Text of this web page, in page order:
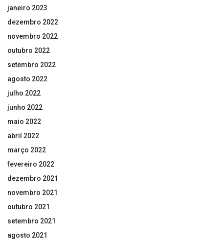
janeiro 2023
dezembro 2022
novembro 2022
outubro 2022
setembro 2022
agosto 2022
julho 2022
junho 2022
maio 2022
abril 2022
março 2022
fevereiro 2022
dezembro 2021
novembro 2021
outubro 2021
setembro 2021
agosto 2021